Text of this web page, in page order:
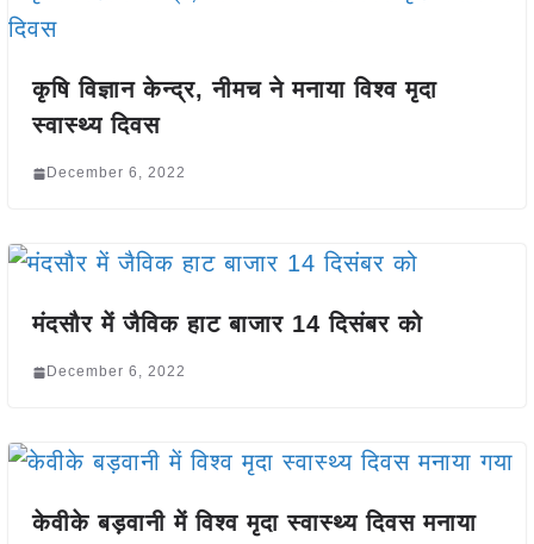
कृषि विज्ञान केन्द्र, नीमच ने मनाया विश्व मृदा
स्वास्थ्य दिवस
December 6, 2022
मंदसौर में जैविक हाट बाजार 14 दिसंबर को
December 6, 2022
केवीके बड़वानी में विश्व मृदा स्वास्थ्य दिवस मनाया